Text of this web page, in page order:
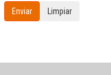
Limpiar
Enviar